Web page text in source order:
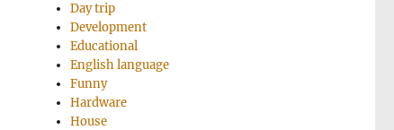
Day trip
Development
Educational
English language
Funny
Hardware
House